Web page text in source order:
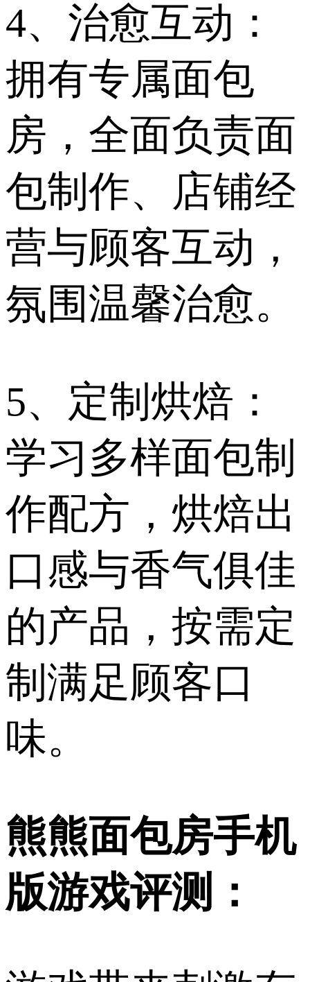
4、治愈互动：
拥有专属面包
房，全面负责面
包制作、店铺经
营与顾客互动，
氛围温馨治愈。
5、定制烘焙：
学习多样面包制
作配方，烘焙出
口感与香气俱佳
的产品，按需定
制满足顾客口
味。
熊熊面包房手机
版游戏评测：